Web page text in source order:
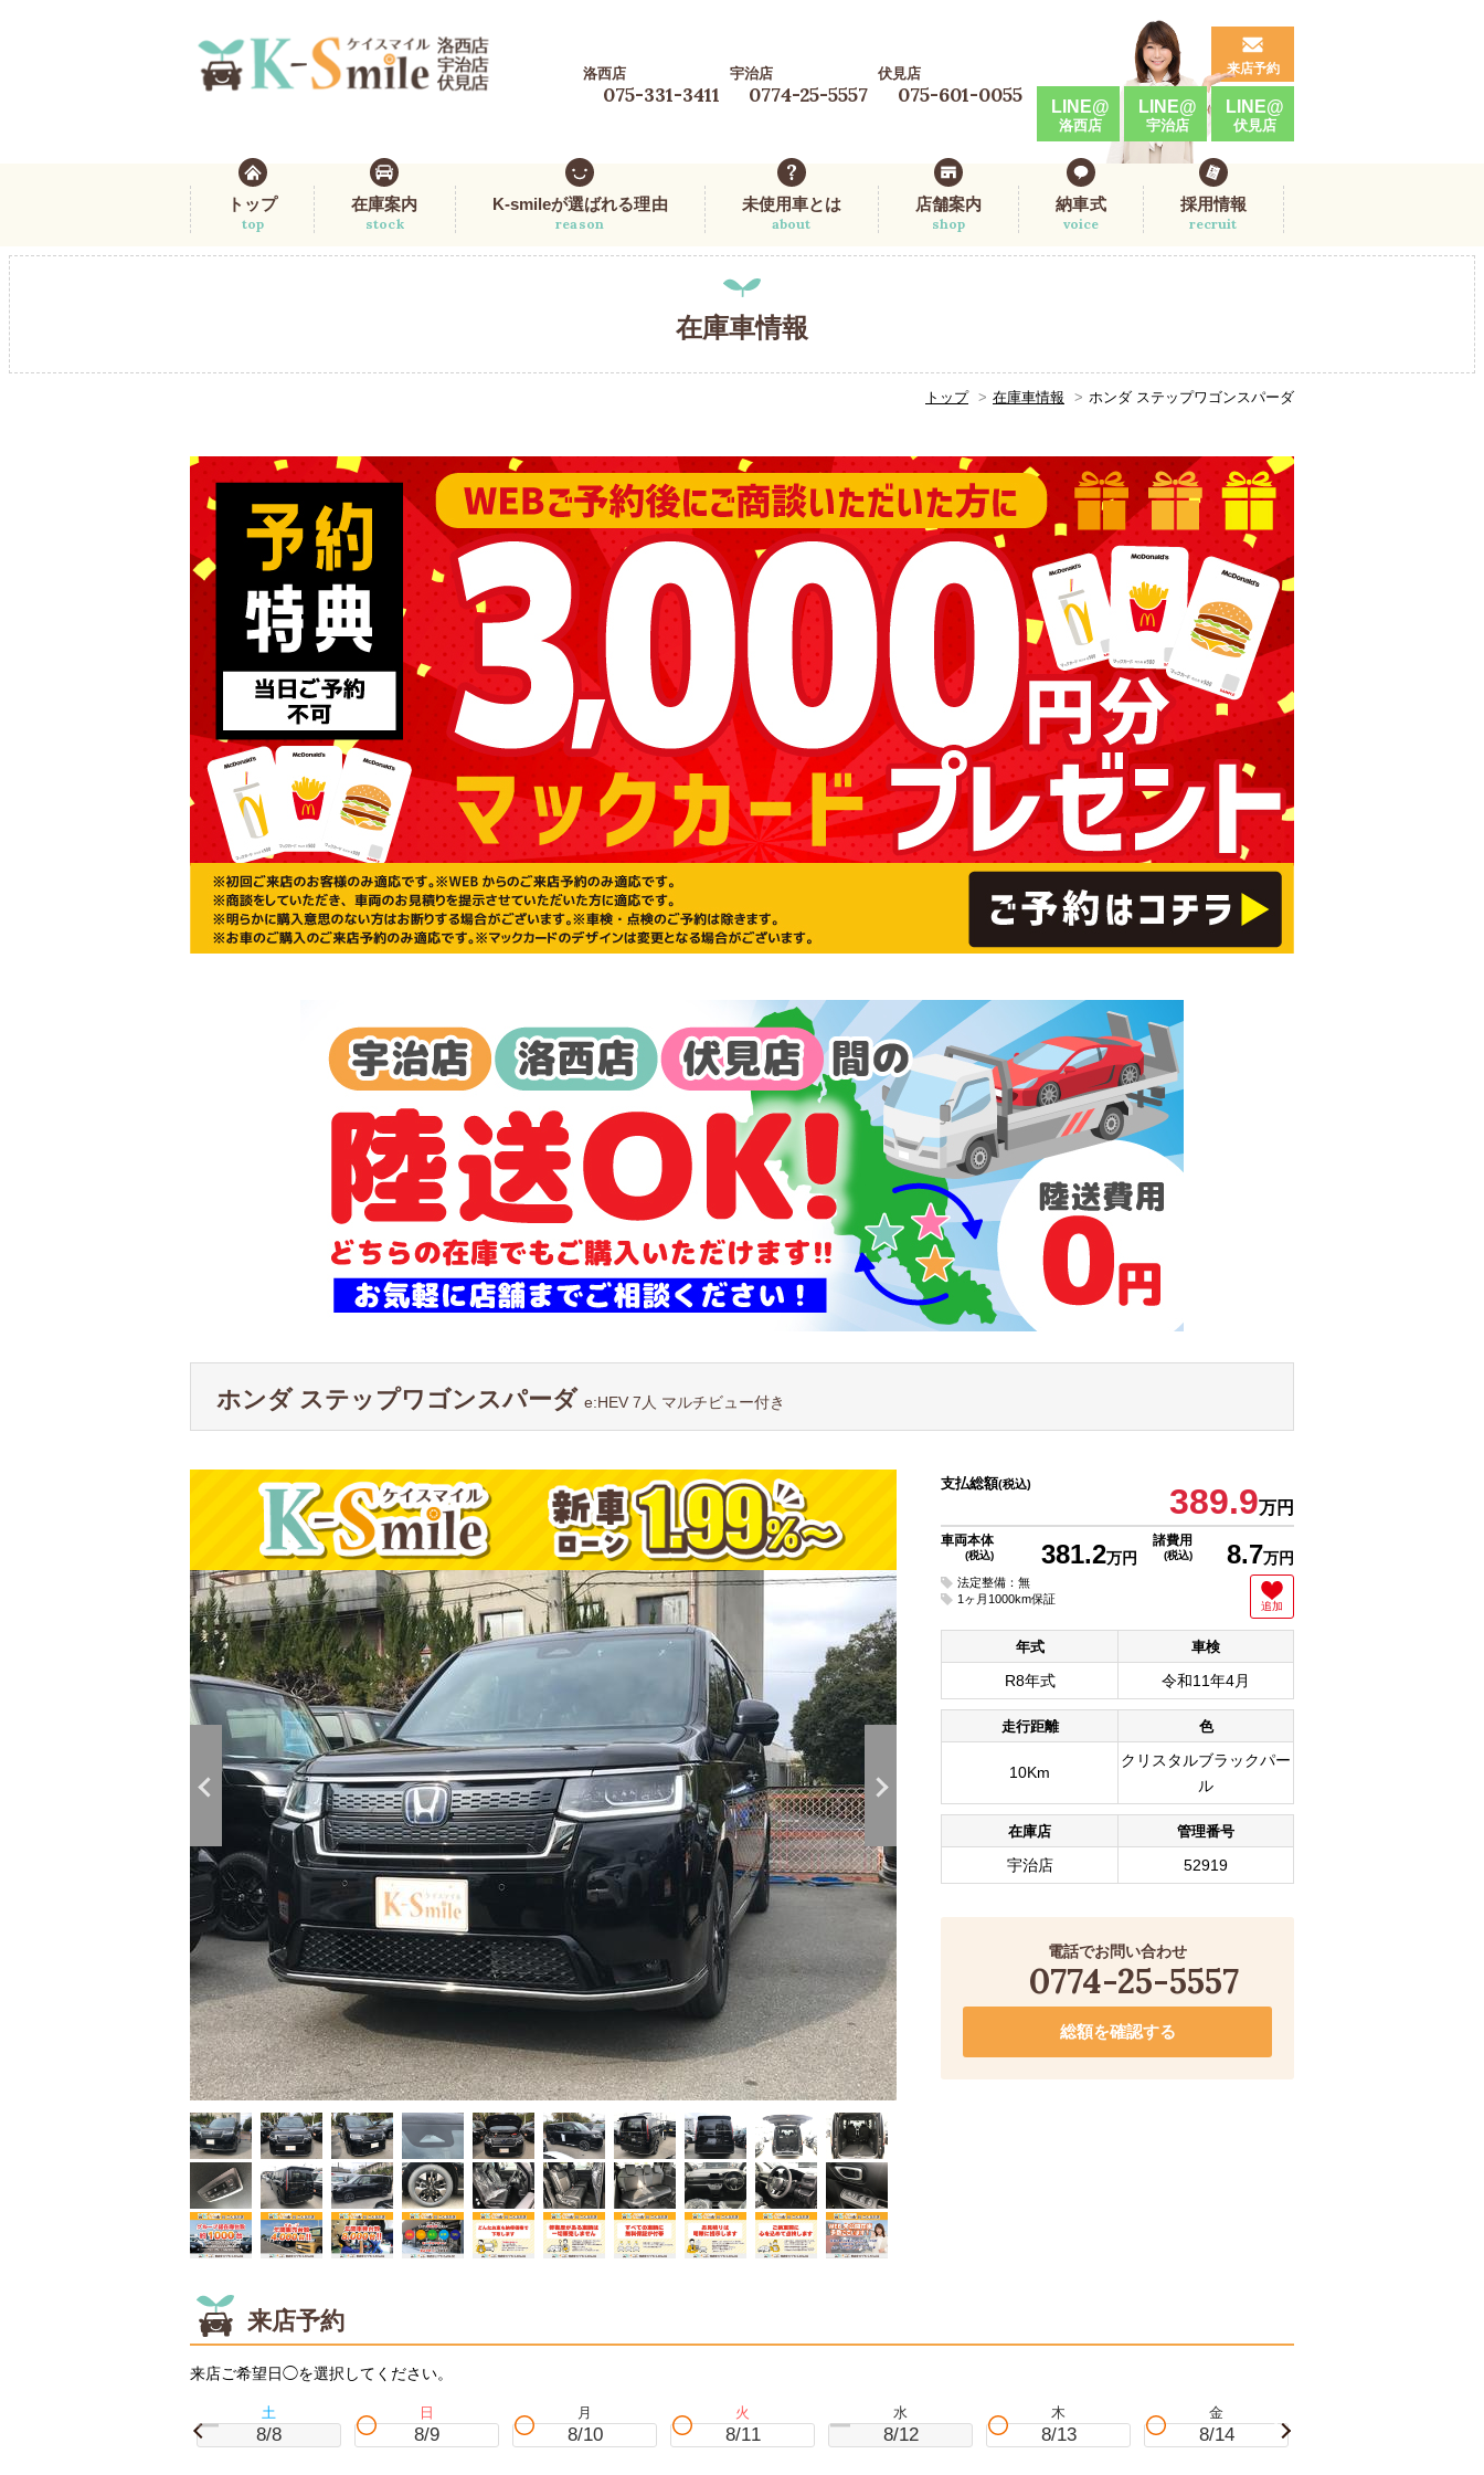
洛西店
075-331-3411
宇治店
0774-25-5557
伏見店
075-601-0055
来店予約
LINE@
洛西店
LINE@
宇治店
LINE@
伏見店
トップ
top
在庫案内
stock
K-smileが選ばれる理由
reason
未使用車とは
about
店舗案内
shop
納車式
voice
採用情報
recruit
在庫車情報
トップ 在庫車情報 ホンダ ステップワゴンスパーダ
ホンダ ステップワゴンスパーダ e:HEV 7人 マルチビュー付き
支払総額(税込) 389.9万円
車両本体
(税込) 381.2万円
諸費用
(税込) 8.7万円
法定整備：無
1ヶ月1000km保証
追加
年式 車検
R8年式 令和11年4月
走行距離 色
10Km
クリスタルブラックパー
ル
在庫店 管理番号
宇治店 52919
電話でお問い合わせ
0774-25-5557
総額を確認する
来店予約
来店ご希望日◯を選択してください。
土
8/8
日
8/9
月
8/10
火
8/11
水
8/12
木
8/13
金
8/14